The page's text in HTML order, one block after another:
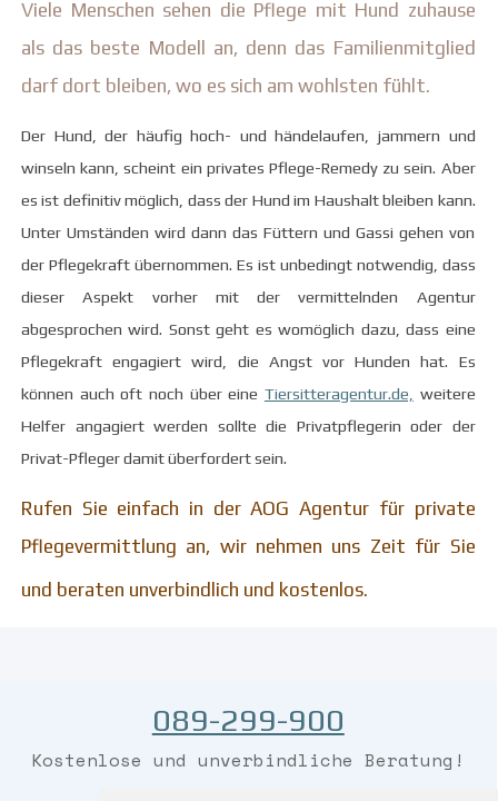
Viele Menschen sehen die Pflege mit Hund zuhause
als das beste Modell an, denn das Familienmitglied
darf dort bleiben, wo es sich am wohlsten fühlt.
Der Hund, der häufig hoch- und händelaufen, jammern und
winseln kann, scheint ein privates Pflege-Remedy zu sein. Aber
es ist definitiv möglich, dass der Hund im Haushalt bleiben kann.
Unter Umständen wird dann das Füttern und Gassi gehen von
der Pflegekraft übernommen. Es ist unbedingt notwendig, dass
dieser Aspekt vorher mit der vermittelnden Agentur
abgesprochen wird. Sonst geht es womöglich dazu, dass eine
Pflegekraft engagiert wird, die Angst vor Hunden hat. Es
können auch oft noch über eine Tiersitteragentur.de,
weitere
Helfer angagiert werden sollte die Privatpflegerin oder der
Privat-Pfleger damit überfordert sein.
Rufen Sie einfach in der AOG Agentur für private
Pflegevermittlung an, wir nehmen uns Zeit für Sie
und beraten unverbindlich und kostenlos.
089-299-900
Kostenlose undunverbindlicheBeratung!